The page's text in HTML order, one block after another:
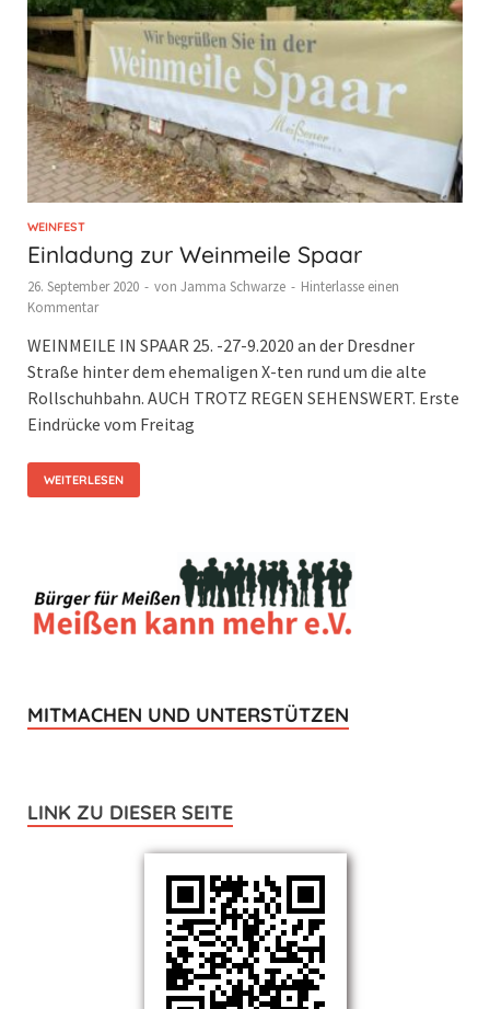
WEINFEST
Einladung zur Weinmeile Spaar
26. September 2020 - von Jamma Schwarze - Hinterlasse einen
Kommentar
WEINMEILE IN SPAAR 25. -27-9.2020 an der Dresdner
Straße hinter dem ehemaligen X-ten rund um die alte
Rollschuhbahn. AUCH TROTZ REGEN SEHENSWERT. Erste
Eindrücke vom Freitag
WEITERLESEN
MITMACHEN UND UNTERSTÜTZEN
LINK ZU DIESER SEITE